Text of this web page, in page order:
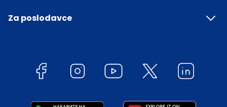
Za poslodavce